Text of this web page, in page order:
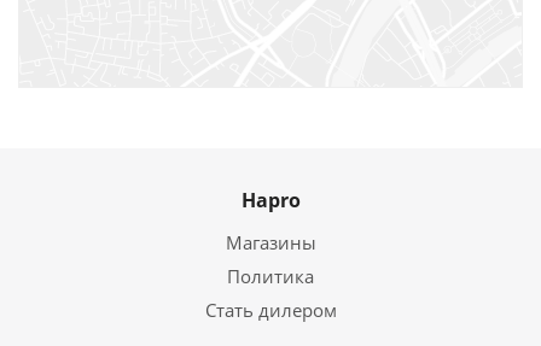
Hapro
Магазины
Политика
Стать дилером